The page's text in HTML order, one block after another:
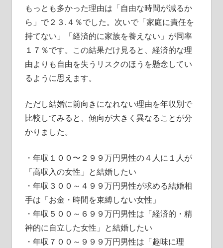
もっとも多かった理由は「自由な時間が減るか
ら」で２３.４％でした。次いで「家庭に責任を
持てない」「経済的に家族を養えない」が同率
１７％です。この結果だけ見ると、経済的な理
由よりも自由を失うリスクのほうを懸念してい
るように思えます。
ただし結婚に前向きになれない理由を年収別で
比較してみると、傾向が大きく異なることが分
かりました。
・年収１００〜２９９万円男性の４人に１人が
「高収入の女性」と結婚したい
・年収３００～４９９万円男性が求める結婚相
手は「お金・時間を束縛しない女性」
・年収５００～６９９万円男性は「経済的・精
神的に自立した女性」と結婚したい
・年収７００～９９９万円男性は「趣味に理